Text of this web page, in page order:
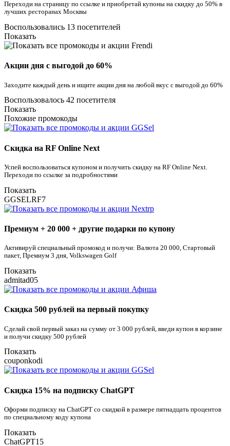
Переходи на страницу по ссылке и приобретай купоны на скидку до 50% в
лучших ресторанах Москвы
Воспользовались 13 посетителей
Показать
Акции дня с выгодой до 60%
Заходите каждый день и ищите акции дня на любой вкус с выгодой до 60%
Воспользовалось 42 посетителя
Показать
Похожие промокоды
Скидка на RF Online Next
Успей воспользоваться купоном и получить скидку на RF Online Next.
Переходи по ссылке за подробностями
Показать
GGSELRF7
Премиум + 20 000 + другие подарки по купону
Активируй специальный промокод и получи: Валюта 20 000, Стартовый
пакет, Премиум 3 дня, Volkswagen Golf
Показать
admitad05
Скидка 500 рублей на первый покупку
Сделай свой первый заказ на сумму от 3 000 рублей, введи купон в корзине
и получи скидку 500 рублей
Показать
couponkodi
Скидка 15% на подписку ChatGPT
Оформи подписку на ChatGPT со скидкой в размере пятнадцать процентов
по специальному коду купона
Показать
ChatGPT15